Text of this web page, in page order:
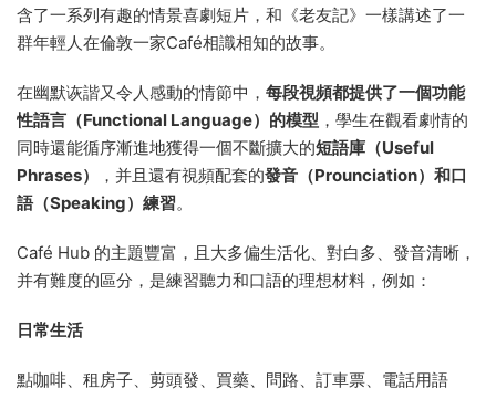
含了一系列有趣的情景喜劇短片，和《老友記》一樣講述了一
群年輕人在倫敦一家Café相識相知的故事。
在幽默诙諧又令人感動的情節中， 每段視頻都提供了一個功能
性語言（Functional Language）的模型 ，學生在觀看劇情的
同時還能循序漸進地獲得一個不斷擴大的短語庫（Useful
Phrases）
，并且還有視頻配套的發音（Prounciation）和口
語（Speaking）練習。
Café Hub 的主題豐富，且大多偏生活化、對白多、發音清晰，
并有難度的區分，是練習聽力和口語的理想材料，例如：
日常生活
點咖啡、租房子、剪頭發、買藥、問路、訂車票、電話用語